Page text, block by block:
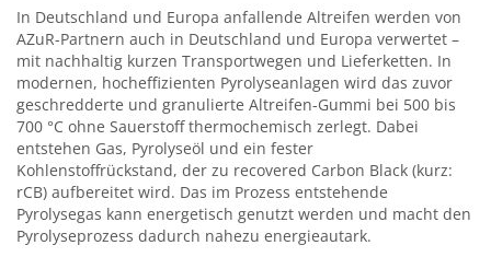
In Deutschland und Europa anfallende Altreifen werden von
AZuR-Partnern auch in Deutschland und Europa verwertet –
mit nachhaltig kurzen Transportwegen und Lieferketten. In
modernen, hocheffizienten Pyrolyseanlagen wird das zuvor
geschredderte und granulierte Altreifen-Gummi bei 500 bis
700 °C ohne Sauerstoff thermochemisch zerlegt. Dabei
entstehen Gas, Pyrolyseöl und ein fester
Kohlenstoffrückstand, der zu recovered Carbon Black (kurz:
rCB) aufbereitet wird. Das im Prozess entstehende
Pyrolysegas kann energetisch genutzt werden und macht den
Pyrolyseprozess dadurch nahezu energieautark.